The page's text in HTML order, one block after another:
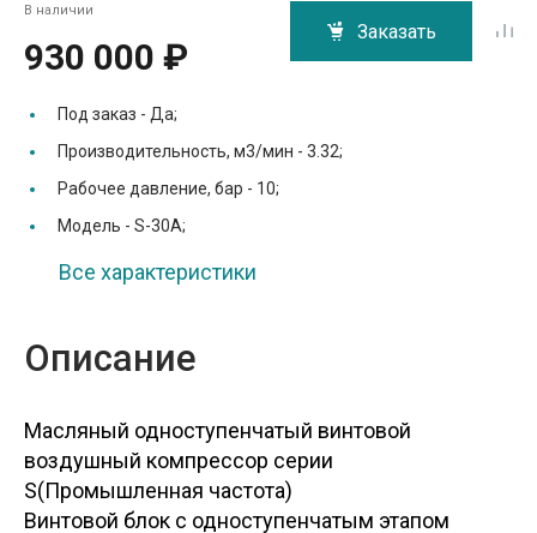
В наличии
930 000 ₽
Заказать
Под заказ - Да;
Производительность, м3/мин - 3.32;
Рабочее давление, бар - 10;
Модель - S-30A;
Все характеристики
Описание
Масляный одноступенчатый винтовой
воздушный компрессор серии
S(Промышленная частота)
Винтовой блок с одноступенчатым этапом